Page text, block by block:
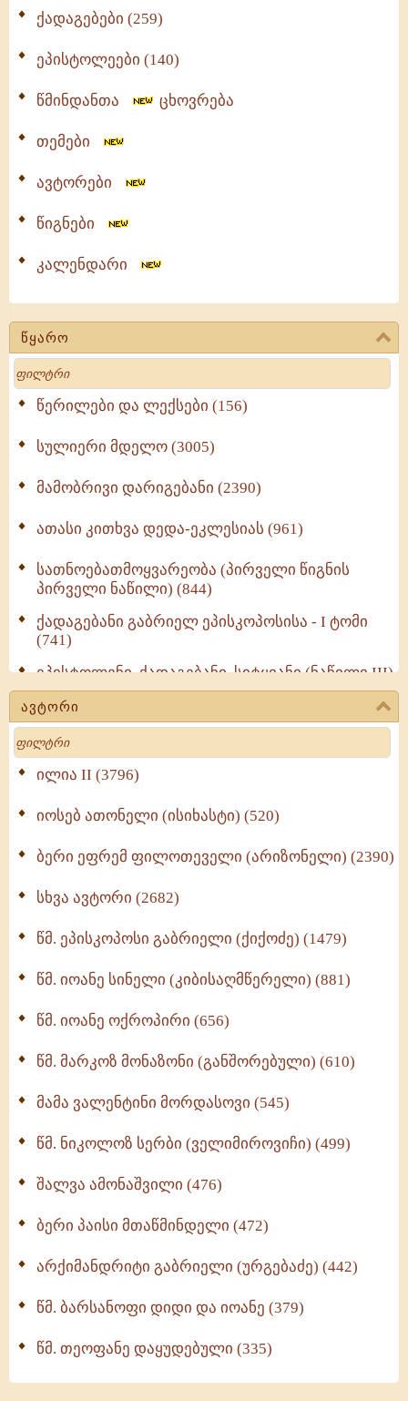
ქადაგებები (259)
ეპისტოლეები (140)
წმინდანთა ცხოვრება
თემები
ავტორები
წიგნები
კალენდარი
წყარო
Search
წერილები და ლექსები (156)
სულიერი მდელო (3005)
მამობრივი დარიგებანი (2390)
ათასი კითხვა დედა-ეკლესიას (961)
სათნოებათმოყვარეობა (პირველი წიგნის
პირველი ნაწილი) (844)
ქადაგებანი გაბრიელ ეპისკოპოსისა - I ტომი
(741)
ეპისტოლენი, ქადაგებანი, სიტყვანი (ნაწილი III)
(723)
მოძღვრის ძალზე სასარგებლო რჩევები
მრევლისათვის (545)
Wisdomge (514)
ქადაგებანი გაბრიელ ეპისკოპოსისა - II ტომი
სულიერი ცხოვრების სახელმძღვანელო -
ნაწილი II (369)
ავტორი
Search
ილია II (3796)
იოსებ ათონელი (ისიხასტი) (520)
ბერი ეფრემ ფილოთეველი (არიზონელი) (2390)
სხვა ავტორი (2682)
წმ. ეპისკოპოსი გაბრიელი (ქიქოძე) (1479)
წმ. იოანე სინელი (კიბისაღმწერელი) (881)
წმ. იოანე ოქროპირი (656)
წმ. მარკოზ მონაზონი (განშორებული) (610)
მამა ვალენტინი მორდასოვი (545)
წმ. ნიკოლოზ სერბი (ველიმიროვიჩი) (499)
შალვა ამონაშვილი (476)
ბერი პაისი მთაწმინდელი (472)
არქიმანდრიტი გაბრიელი (ურგებაძე) (442)
წმ. ბარსანოფი დიდი და იოანე (379)
წმ. თეოფანე დაყუდებული (335)